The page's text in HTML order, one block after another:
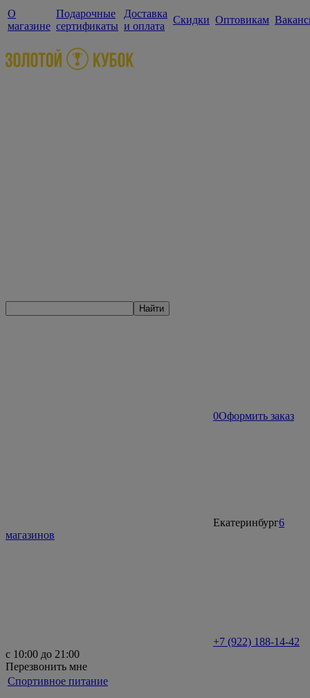
О
магазине
Подарочные
сертификаты
Доставка
и оплата
Скидки Оптовикам
Найти
0Оформить заказ
Екатеринбург6
магазинов
+7 (922) 188-14-42
с 10:00 до 21:00
Перезвонить мне
Спортивное питание